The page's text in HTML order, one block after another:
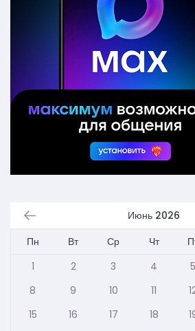
Июнь 2026
Пн
Вт Ср Чт
1
2 3 4 5
8
9 10 11
15
16 17 18